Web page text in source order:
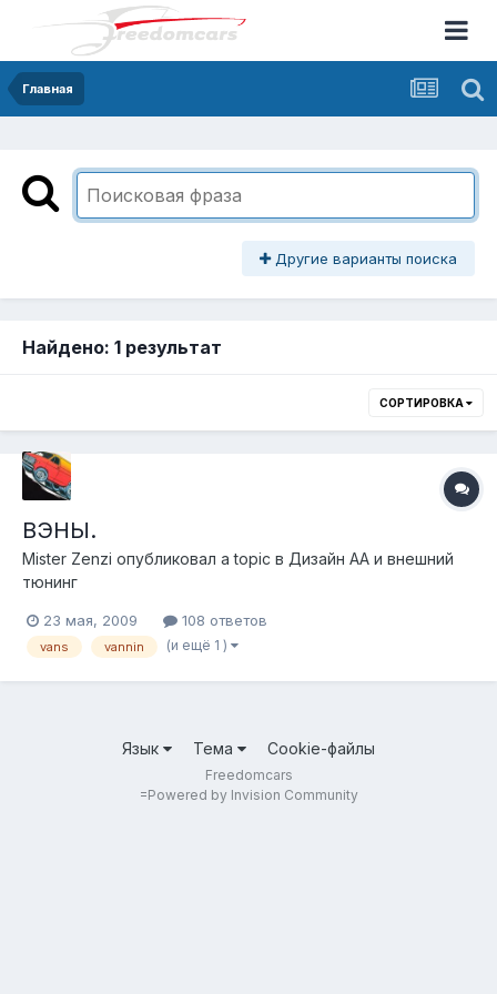
Главная
Другие варианты поиска
Найдено: 1 результат
СОРТИРОВКА
ВЭНЫ.
Mister Zenzi опубликовал a topic в Дизайн АА и внешний
тюнинг
23 мая, 2009 108 ответов
vans vannin (и ещё 1 )
Язык Тема Cookie-файлы
Freedomcars
=Powered by Invision Community